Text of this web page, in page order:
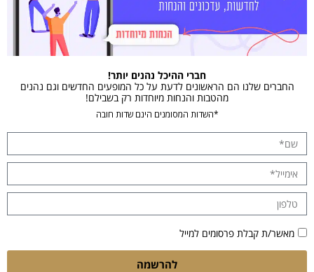
חברי ההיכל נהנים יותר!
החברים שלנו הם הראשונים לדעת על כל המופעים החדשים וגם נהנים
מהטבות והנחות מיוחדות רק בשבילם!
*השדות המסומנים הינם שדות חובה
מאשר/ת קבלת פרסומים למייל
להרשמה